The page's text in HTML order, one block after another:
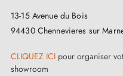
13-15 Avenue du Bois
94430 Chennevieres sur
CLIQUEZ ICI pour organiser
showroom